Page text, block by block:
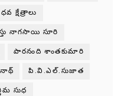
క్షేత్రాలు
నాగసాయి సూరి
పారనంది శాంతకుమారి
పి.వి.ఎల్.సుజాత
సుధ